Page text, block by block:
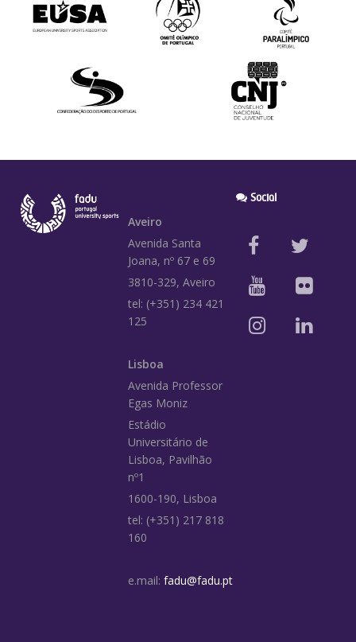
Aveiro
Avenida Santa
Joana, nº 67 e 69
3810-329, Aveiro
tel: (+351) 234 421
125
Lisboa
Avenida Professor
Egas Moniz
Estádio
Universitário de
Lisboa, Pavilhão
nº1
1600-190, Lisboa
tel: (+351) 217 818
160
e.mail: fadu@fadu.pt
Social